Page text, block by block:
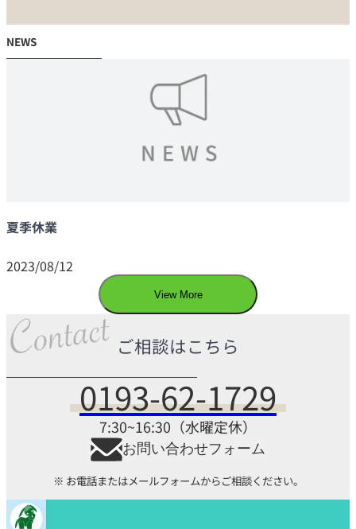
NEWS
夏季休業
2023/08/12
View More
ご相談はこちら
0193-62-1729
7:30~16:30（水曜定休）
お問い合わせフォーム
※ お電話またはメールフォームからご相談ください。